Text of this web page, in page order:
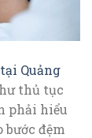
Quảng
thủ tục
phải hiểu
đệm